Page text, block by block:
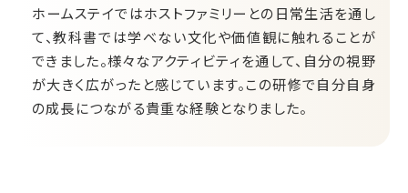
ホームステイではホストファミリーとの日常生活を通し
て、教科書では学べない文化や価値観に触れることが
できました。様々なアクティビティを通して、自分の視野
が大きく広がったと感じています。この研修で自分自身
の成長につながる貴重な経験となりました。